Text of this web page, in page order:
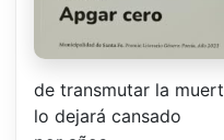
de transmutar la
lo dejará cansado